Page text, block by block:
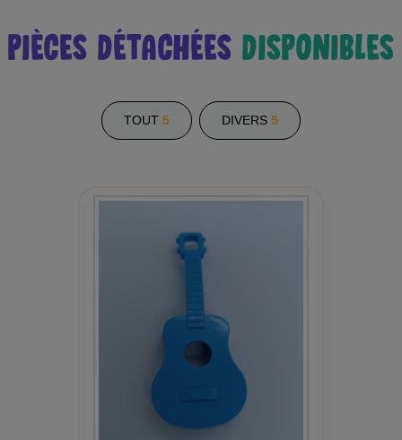
PIÈCES DÉTACHÉES DISPONIBLES
TOUT 5 DIVERS 5